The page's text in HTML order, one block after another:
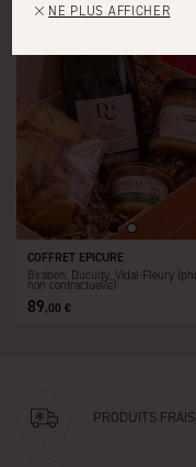
COFFRET EPICURE
Biraben, Duculty, Vidal-Fleury
non contractuelle)
89,00 €
PRODUITS
NE PLUS AFFICHER